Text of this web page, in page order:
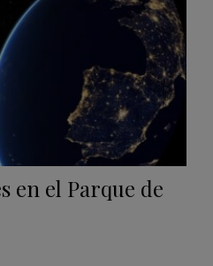
en el Parque de